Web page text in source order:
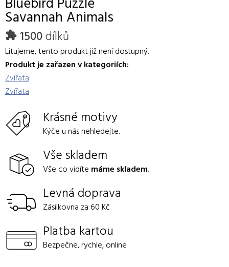
Savannah Animals
1500dílků
Litujeme, tento produkt již není dostupný.
Produkt je zařazen v kategoriích:
Zvířata
Zvířata
Krásné motivy
Kýče u nás nehledejte.
Vše skladem
Vše co vidíte máme skladem.
Levná doprava
Zásilkovna za 60 Kč
Platba kartou
Bezpečne, rychle, online